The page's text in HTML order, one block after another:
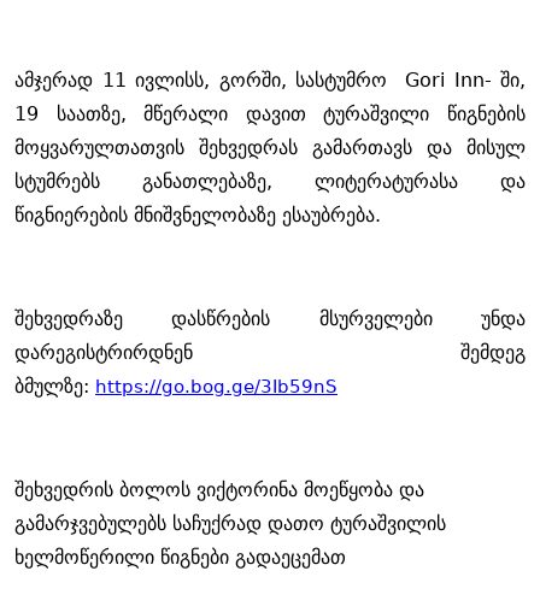
ამჯერად 11 ივლისს, გორში, სასტუმრო Gori Inn- ში,
19 საათზე, მწერალი დავით ტურაშვილი წიგნების
მოყვარულთათვის შეხვედრას გამართავს და მისულ
სტუმრებს განათლებაზე, ლიტერატურასა
და
წიგნიერების მნიშვნელობაზე ესაუბრება.
შეხვედრაზე დასწრების მსურველები უნდა
დარეგისტრირდნენ შემდეგ
ბმულზე: https://go.bog.ge/3Ib59nS
შეხვედრის ბოლოს ვიქტორინა მოეწყობა და
გამარჯვებულებს საჩუქრად დათო ტურაშვილის
ხელმოწერილი წიგნები გადაეცემათ